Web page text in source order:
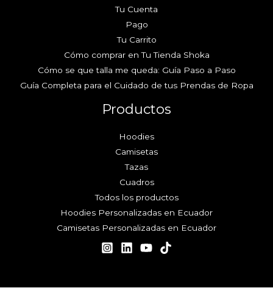
Tu Cuenta
Pago
Tu Carrito
Cómo comprar en Tu Tienda Shoka
Cómo se que talla me queda: Guía Paso a Paso
Guía Completa para el Cuidado de tus Prendas de Ropa
Productos
Hoodies
Camisetas
Tazas
Cuadros
Todos los productos
Hoodies Personalizadas en Ecuador
Camisetas Personalizadas en Ecuador